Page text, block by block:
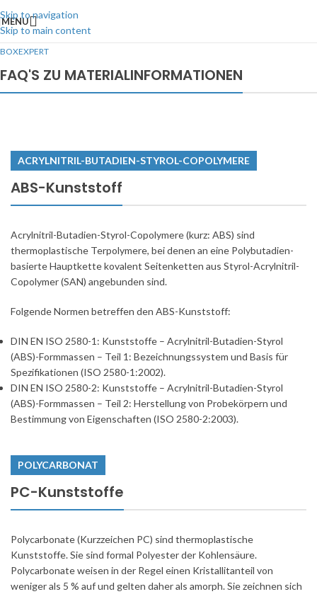
Skip to navigation
Skip to main content
MENU
BOXEXPERT
FAQ'S ZU MATERIALINFORMATIONEN
ACRYLNITRIL-BUTADIEN-STYROL-COPOLYMERE
ABS-Kunststoff
Acrylnitril-Butadien-Styrol-Copolymere (kurz: ABS) sind
thermoplastische Terpolymere, bei denen an eine Polybutadien-
basierte Hauptkette kovalent Seitenketten aus Styrol-Acrylnitril-
Copolymer (SAN) angebunden sind.
Folgende Normen betreffen den ABS-Kunststoff:
DIN EN ISO 2580-1: Kunststoffe – Acrylnitril-Butadien-Styrol
(ABS)-Formmassen – Teil 1: Bezeichnungssystem und Basis für
Spezifikationen (ISO 2580-1:2002).
DIN EN ISO 2580-2: Kunststoffe – Acrylnitril-Butadien-Styrol
(ABS)-Formmassen – Teil 2: Herstellung von Probekörpern und
Bestimmung von Eigenschaften (ISO 2580-2:2003).
POLYCARBONAT
PC-Kunststoffe
Polycarbonate (Kurzzeichen PC) sind thermoplastische
Kunststoffe. Sie sind formal Polyester der Kohlensäure.
Polycarbonate weisen in der Regel einen Kristallitanteil von
weniger als 5 % auf und gelten daher als amorph. Sie zeichnen sich